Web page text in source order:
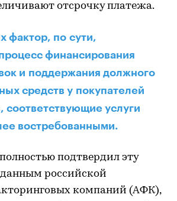
отсрочку платежа.
фактор, по сути,
финансирования
и поддержания должного
средств у покупателей
соответствующие услуги
востребованными.
подтвердил эту
российской
компаний (АФК),